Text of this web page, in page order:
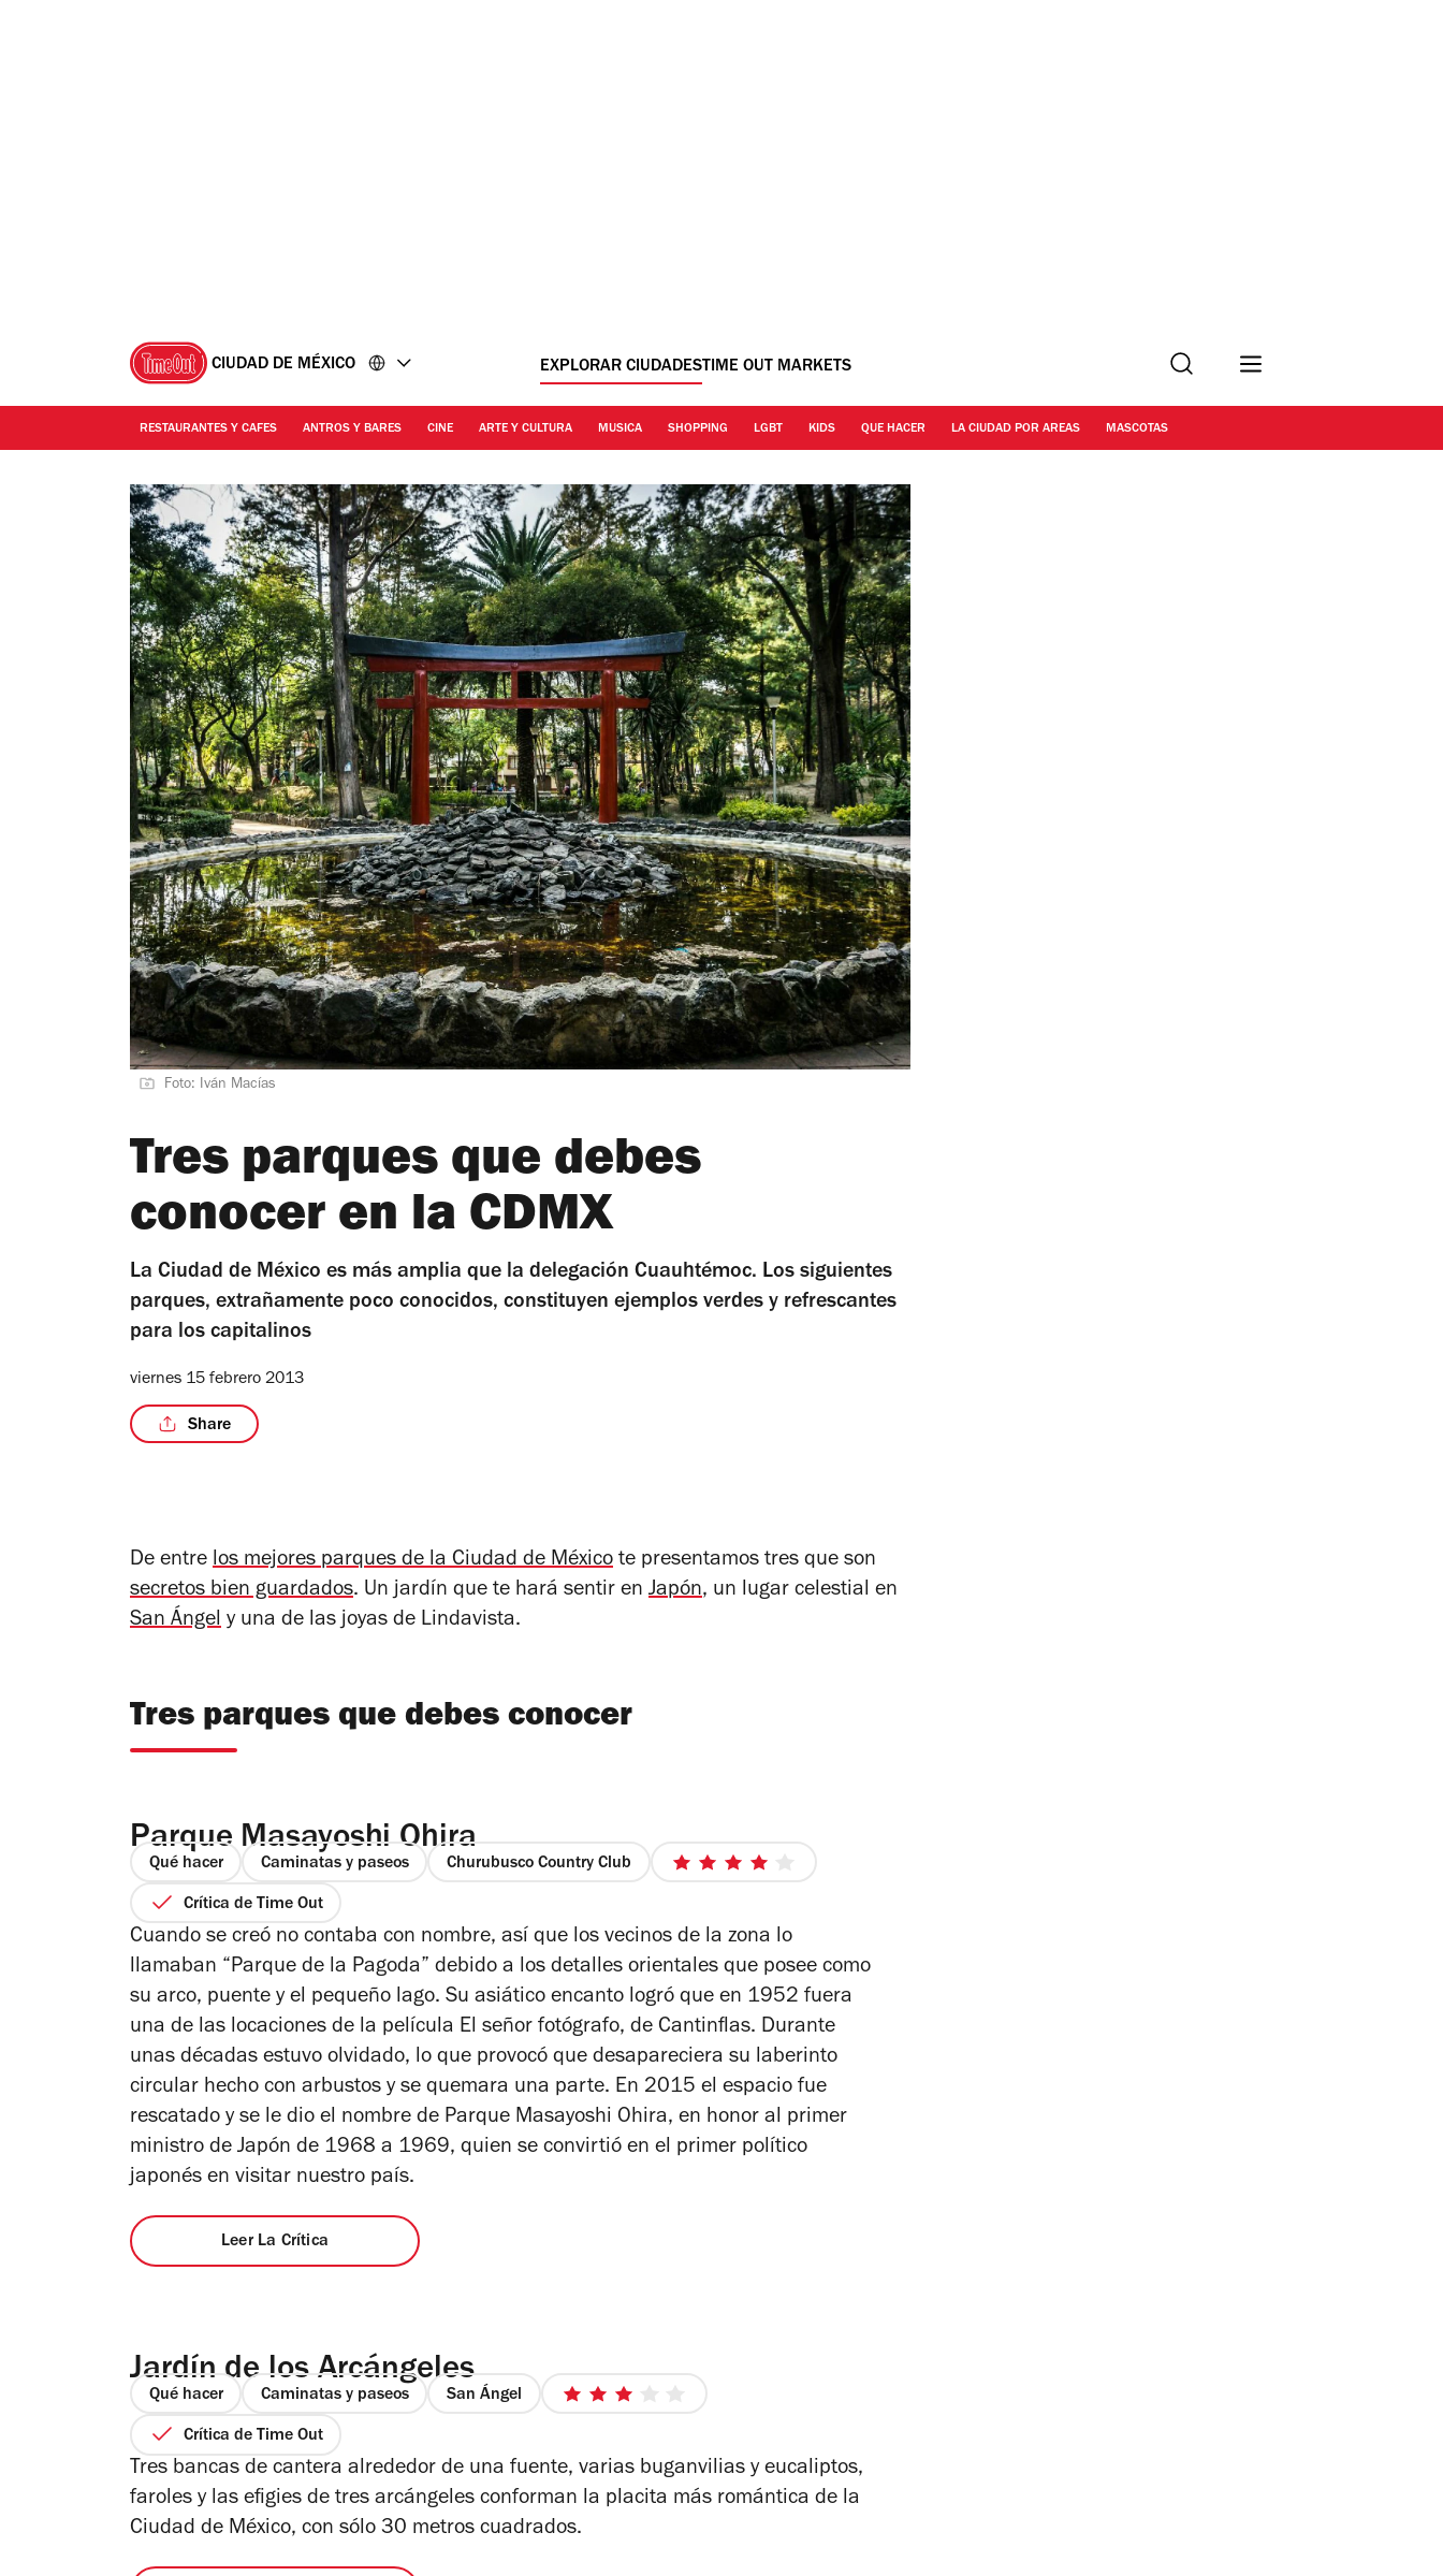
CIUDAD DE MÉXICO EXPLORAR CIUDADESTIME OUT MARKETS Buscar
RESTAURANTES Y CAFES ANTROS Y BARES CINE ARTE Y CULTURA MUSICA SHOPPING LGBT KIDS QUE HACER LA CIUDAD POR AREAS MASCOTAS
Foto: Iván Macías
Tres parques que debes
conocer en la CDMX
La Ciudad de México es más amplia que la delegación Cuauhtémoc. Los siguientes
parques, extrañamente poco conocidos, constituyen ejemplos verdes y refrescantes
para los capitalinos
viernes 15 febrero 2013
Share
De entre los mejores parques de la Ciudad de México te presentamos tres que son
secretos bien guardados. Un jardín que te hará sentir en Japón, un lugar celestial en
San Ángel y una de las joyas de Lindavista.
Tres parques que debes conocer
Parque Masayoshi Ohira
Qué hacer Caminatas y paseos Churubusco Country Club
4
Crítica de Time Out
Cuando se creó no contaba con nombre, así que los vecinos de la zona lo
llamaban “Parque de la Pagoda” debido a los detalles orientales que posee como
su arco, puente y el pequeño lago. Su asiático encanto logró que en 1952 fuera
una de las locaciones de la película El señor fotógrafo, de Cantinflas. Durante
unas décadas estuvo olvidado, lo que provocó que desapareciera su laberinto
circular hecho con arbustos y se quemara una parte. En 2015 el espacio fue
rescatado y se le dio el nombre de Parque Masayoshi Ohira, en honor al primer
ministro de Japón de 1968 a 1969, quien se convirtió en el primer político
japonés en visitar nuestro país.
Leer La Crítica
Jardín de los Arcángeles
Qué hacer Caminatas y paseos San Ángel
3
estrellas
Crítica de Time Out
Tres bancas de cantera alrededor de una fuente, varias buganvilias y eucaliptos,
faroles y las efigies de tres arcángeles conforman la placita más romántica de la
Ciudad de México, con sólo 30 metros cuadrados.